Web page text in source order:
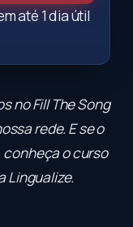
até 1 dia útil
noFill The Song
rede. E se o
conheça ocurso
Lingualize.